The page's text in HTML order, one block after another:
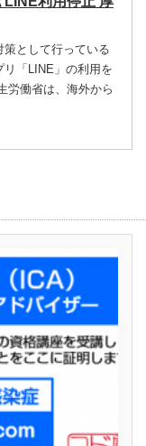
として行っている
リ「LINE」の利用を
労働省は、海外から